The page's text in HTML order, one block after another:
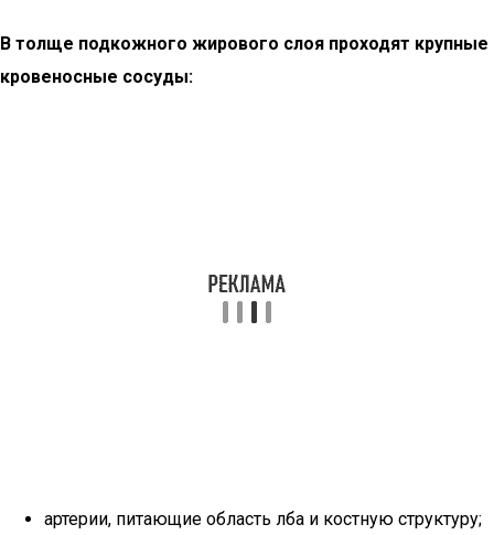
В толще подкожного жирового слоя проходят крупные
кровеносные сосуды:
артерии, питающие область лба и костную структуру;